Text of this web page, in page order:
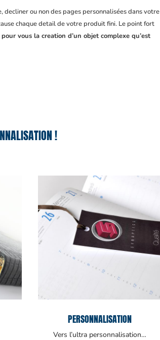
ou non des pages personnalisées dans votre
chaque detail de votre produit fini. Le point fort
vous la creation d’un objet complexe qu’est
!
PERSONNALISATION
Vers l’ultra personnalisation…